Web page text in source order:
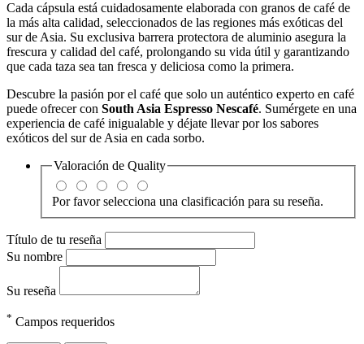
Cada cápsula está cuidadosamente elaborada con granos de café de
la más alta calidad, seleccionados de las regiones más exóticas del
sur de Asia. Su exclusiva barrera protectora de aluminio asegura la
frescura y calidad del café, prolongando su vida útil y garantizando
que cada taza sea tan fresca y deliciosa como la primera.
Descubre la pasión por el café que solo un auténtico experto en café
puede ofrecer con South Asia Espresso Nescafé. Sumérgete en una
experiencia de café inigualable y déjate llevar por los sabores
exóticos del sur de Asia en cada sorbo.
Valoración de Quality
Por favor selecciona una clasificación para su reseña.
Título de tu reseña
Su nombre
Su reseña
* Campos requeridos